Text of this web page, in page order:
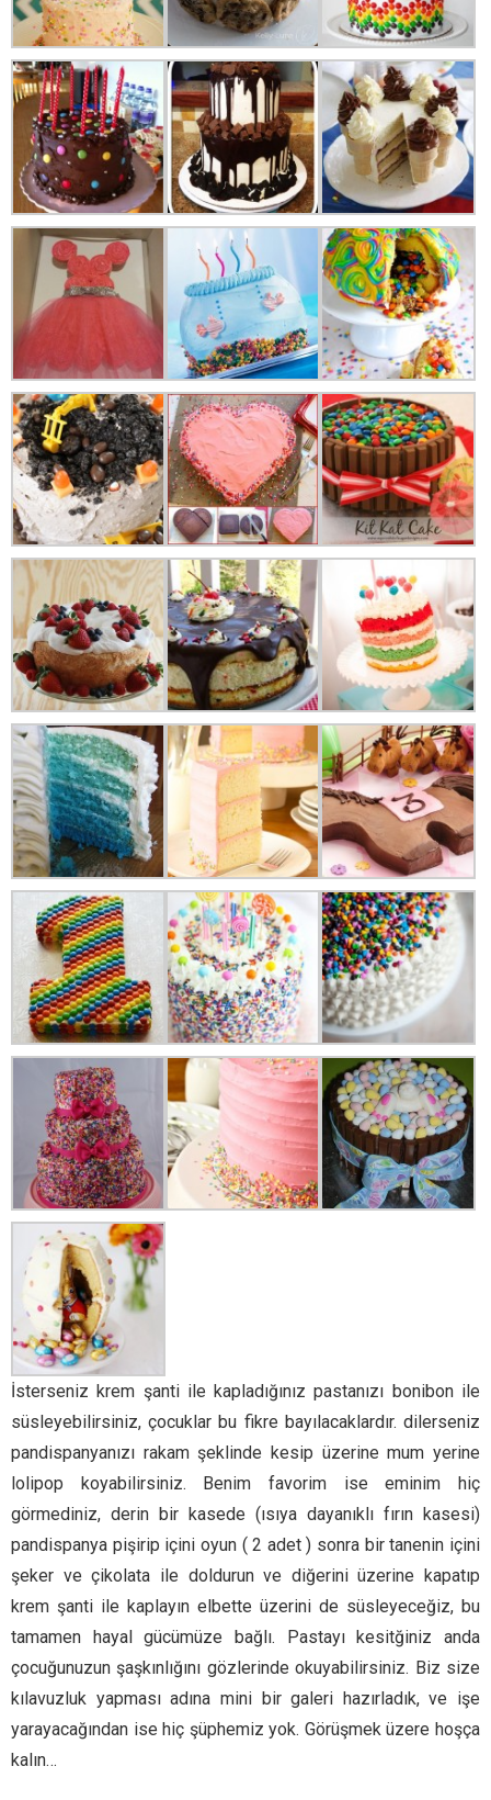
İsterseniz krem şanti ile kapladığınız pastanızı bonibon ile
süsleyebilirsiniz, çocuklar bu fikre bayılacaklardır. dilerseniz
pandispanyanızı rakam şeklinde kesip üzerine mum yerine
lolipop koyabilirsiniz. Benim favorim ise eminim hiç
görmediniz, derin bir kasede (ısıya dayanıklı fırın kasesi)
pandispanya pişirip içini oyun ( 2 adet ) sonra bir tanenin içini
şeker ve çikolata ile doldurun ve diğerini üzerine kapatıp
krem şanti ile kaplayın elbette üzerini de süsleyeceğiz, bu
tamamen hayal gücümüze bağlı. Pastayı kesitğiniz anda
çocuğunuzun şaşkınlığını gözlerinde okuyabilirsiniz. Biz size
kılavuzluk yapması adına mini bir galeri hazırladık, ve işe
yarayacağından ise hiç şüphemiz yok. Görüşmek üzere hoşça
kalın…